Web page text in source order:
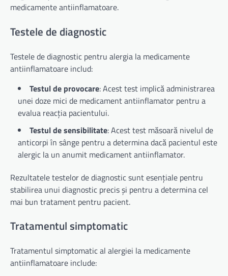
medicamente antiinflamatoare.
Testele de diagnostic
Testele de diagnostic pentru alergia la medicamente
antiinflamatoare includ:
Testul de provocare: Acest test implică administrarea
unei doze mici de medicament antiinflamator pentru a
evalua reacția pacientului.
Testul de sensibilitate: Acest test măsoară nivelul de
anticorpi în sânge pentru a determina dacă pacientul este
alergic la un anumit medicament antiinflamator.
Rezultatele testelor de diagnostic sunt esențiale pentru
stabilirea unui diagnostic precis și pentru a determina cel
mai bun tratament pentru pacient.
Tratamentul simptomatic
Tratamentul simptomatic al alergiei la medicamente
antiinflamatoare include: